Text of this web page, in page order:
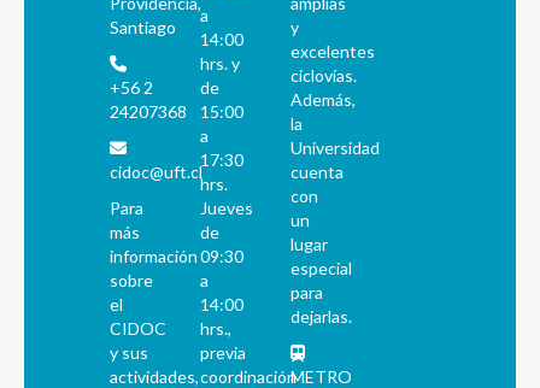
Santiago
+56 2
24207368
cidoc@uft.cl
Para
más
información
sobre
el
CIDOC
y sus
actividades,
a
14:00
hrs. y
de
15:00
a
17:30
hrs.
Jueves
de
09:30
a
14:00
hrs.,
previa
coordinación
y
excelentes
ciclovías.
Además,
la
Universidad
cuenta
con
un
lugar
especial
para
dejarlas.
METRO